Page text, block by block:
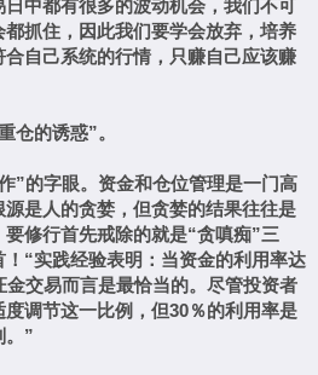
中都有很多的波动机会，我们不可
抓住，因此我们要学会放弃，培养
合自己系统的行情，只赚自己应该赚
仓的诱惑”。
”的字眼。资金和仓位管理是一门高
是人的贪婪，但贪婪的结果往往是
修行首先戒除的就是“贪嗔痴”三
“实践经验表明：当资金的利用率达
金交易而言是最恰当的。尽管投资者
调节这一比例，但30％的利用率是
”